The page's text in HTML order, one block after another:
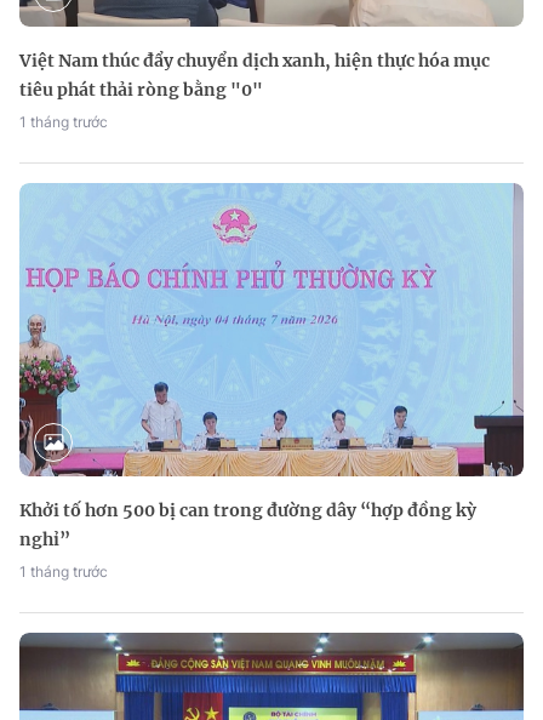
Việt Nam thúc đẩy chuyển dịch xanh, hiện thực hóa mục
tiêu phát thải ròng bằng "0"
1 tháng trước
Khởi tố hơn 500 bị can trong đường dây “hợp đồng kỳ
nghỉ”
1 tháng trước